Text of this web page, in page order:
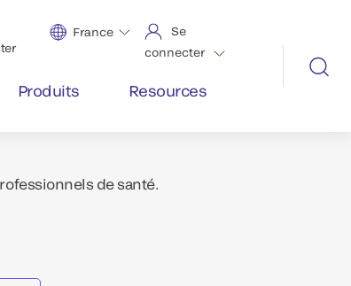
France
Se
connecter
Produits Resources
de santé.